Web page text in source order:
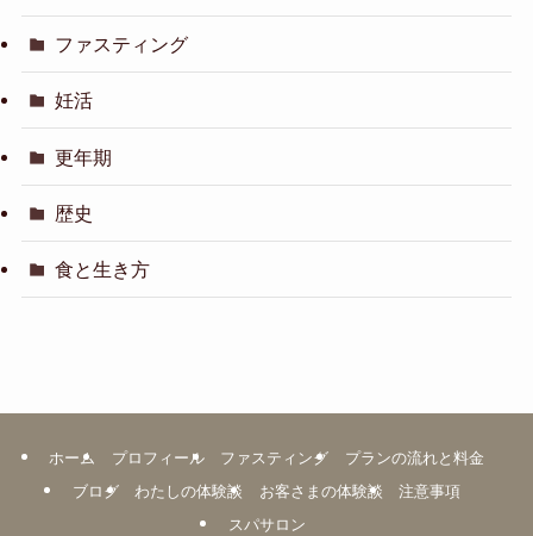
ファスティング
妊活
更年期
歴史
食と生き方
ホーム プロフィール ファスティング
プランの流れと料金
ブログ
わたしの体験談 お客さまの体験談
注意事項
スパサロン